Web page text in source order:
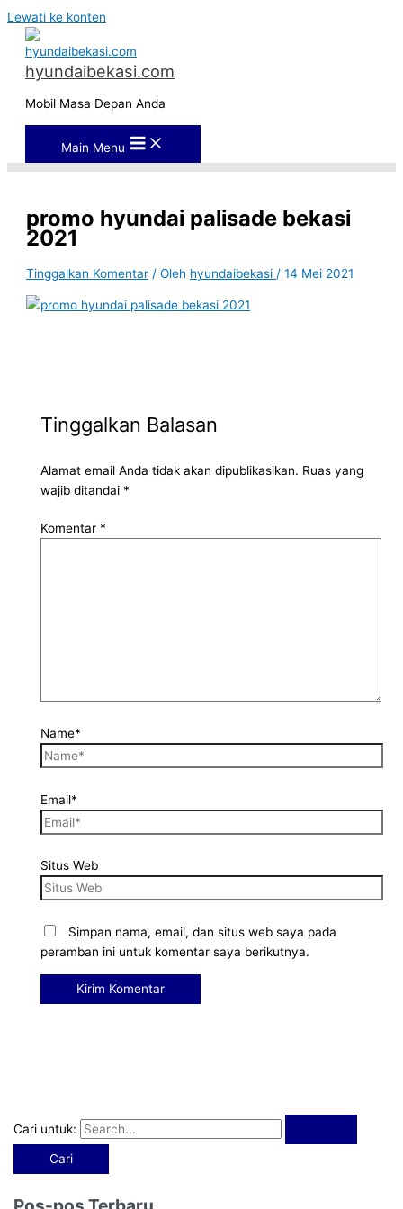
Lewati ke konten
hyundaibekasi.com
Mobil Masa Depan Anda
Main Menu
Cari untuk:
promo hyundai palisade bekasi
2021
Tinggalkan Komentar / Oleh hyundaibekasi/14 Mei 2021
Tinggalkan Balasan
Alamat email Anda tidak akan dipublikasikan. Ruas yang
wajib ditandai *
Komentar *
Name*
Email*
Situs Web
Simpan nama, email, dan situs web saya pada
peramban ini untuk komentar saya berikutnya.